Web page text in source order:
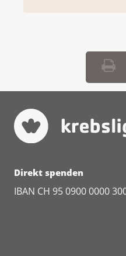
Direkt spenden
IBAN CH 95 0900 0000